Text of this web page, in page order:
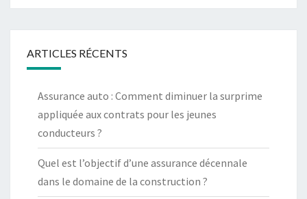
ARTICLES RÉCENTS
Assurance auto : Comment diminuer la surprime
appliquée aux contrats pour les jeunes
conducteurs ?
Quel est l’objectif d’une assurance décennale
dans le domaine de la construction ?